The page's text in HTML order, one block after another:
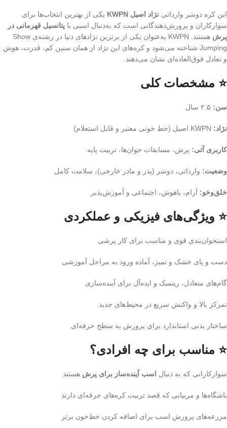
این کره دوسَر وارداتی نژاد اصیل KWPN
یکی از بهترین انتخاب‌ها برای
سوارکاران و پرورش‌دهندگانی است که به‌دنبال اسبی با پتانسیل قهرمانی در
پرش
هستند. KWPN به‌عنوان یکی از برترین نژادهای دنیا در رشته‌ی Show
Jumping شناخته می‌شود و کره‌های این نژاد از همان سنین کم، قدرت، هوش
و تعادل فوق‌العاده‌ای نشان می‌دهند.
⭐ مشخصات کلی
سن:
نژاد:
کاربری آتی: پرش، مسابقات جوان‌ها، تربیت پایه
وضعیت: وارداتی، دوسَر (پدر و مادر خارجی)، سلامت کامل
خلق‌وخو: آرام، باهوش، اجتماعی و آموزش‌پذیر
⭐ ویژگی‌های فیزیکی و عملکردی
استخوان‌بندی قوی و مناسب برای کار پرشی
دست و پای خشک و تمیز، آماده ورود به مراحل آموزشی
گام‌های متعادل، ریتمیک و ایده‌آل برای آینده‌سازی
تمرکز بالا و واکنش سریع در محیط‌های جدید
ساختار بدنی استاندارد برای پرورش به سطح حرفه‌ای
⭐ مناسب برای چه افرادی؟
سوارکارانی که به دنبال اسب آینده‌ساز برای پرش هستند
باشگاه‌ها و مربیانی که قصد تربیت کره‌های حرفه‌ای دارند
مزرعه‌های پرورش اسب برای اضافه کردن خط‌خون برتر